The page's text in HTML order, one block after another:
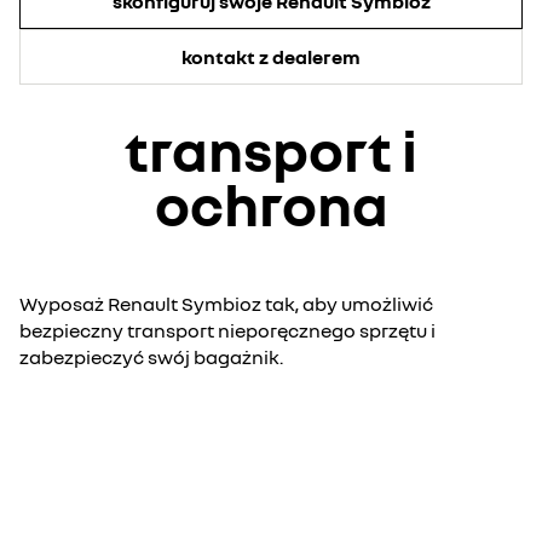
kontakt z dealerem
transport i
ochrona
Wyposaż Renault Symbioz tak, aby umożliwić
bezpieczny transport nieporęcznego sprzętu i
zabezpieczyć swój bagażnik.